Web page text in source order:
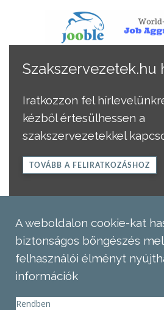
Szakszervezetek.hu
Iratkozzon fel
kézből értesülhessen a
szakszervezetekkel
TOVÁBB A FELIRATKOZÁSHOZ
A weboldalon cookie-kat
biztonságos böngészés
felhasználói élményt
információk
Rendben